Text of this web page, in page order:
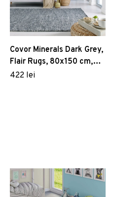
Covor Minerals Dark Grey,
Flair Rugs, 80x150 cm,
lana/poliester, gri inchis
422 lei